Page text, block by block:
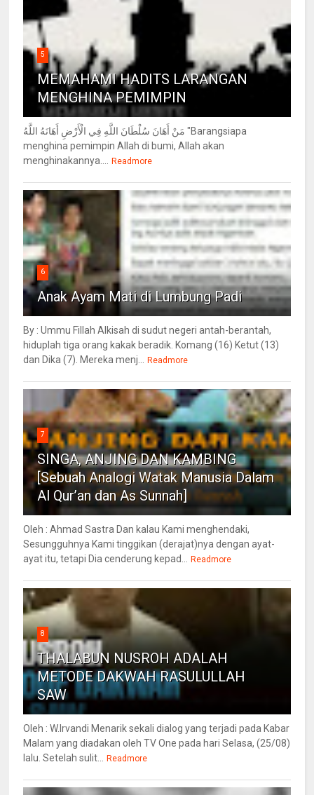
5
MEMAHAMI HADITS LARANGAN
MENGHINA PEMIMPIN
مَنْ أَهَانَ سُلْطَانَ اللَّهِ فِي الْأَرْضِ أَهَانَهُ اللَّهُ "Barangsiapa
menghina pemimpin Allah di bumi, Allah akan
menghinakannya....
Readmore
6
Anak Ayam Mati di Lumbung Padi
By : Ummu Fillah Alkisah di sudut negeri antah-berantah,
hiduplah tiga orang kakak beradik. Komang (16) Ketut (13)
dan Dika (7). Mereka menj...
Readmore
7
SINGA, ANJING DAN KAMBING
[Sebuah Analogi Watak Manusia Dalam
Al Qur’an dan As Sunnah]
Oleh : Ahmad Sastra Dan kalau Kami menghendaki,
Sesungguhnya Kami tinggikan (derajat)nya dengan ayat-
ayat itu, tetapi Dia cenderung kepad...
Readmore
8
THALABUN NUSROH ADALAH
METODE DAKWAH RASULULLAH
SAW
Oleh : W.Irvandi Menarik sekali dialog yang terjadi pada Kabar
Malam yang diadakan oleh TV One pada hari Selasa, (25/08)
lalu. Setelah sulit...
Readmore